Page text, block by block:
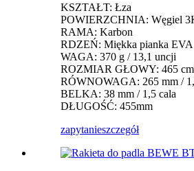
KSZTAŁT: Łza
POWIERZCHNIA: Węgiel
RAMA: Karbon
RDZEŃ: Miękka pianka EVA
WAGA: 370 g / 13,1 uncji
ROZMIAR GŁOWY: 465
RÓWNOWAGA: 265 mm /
BELKA: 38 mm / 1,5 cala
DŁUGOŚĆ: 455mm
zapytanieszczegół